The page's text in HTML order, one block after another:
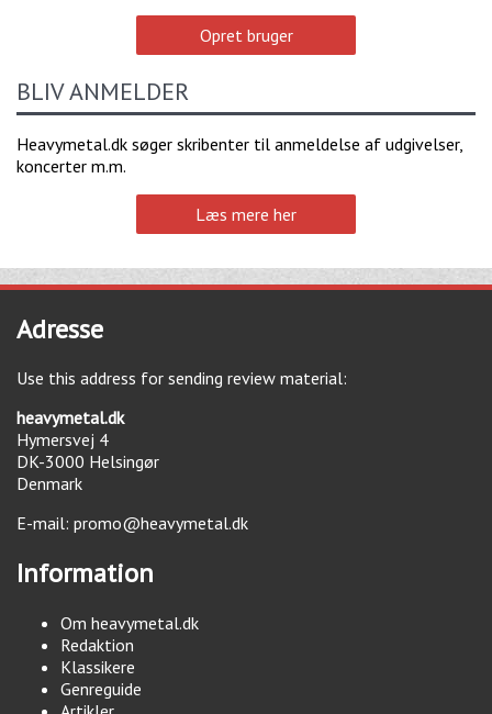
Opret bruger
BLIV ANMELDER
Heavymetal.dk søger skribenter til anmeldelse af udgivelser,
koncerter m.m.
Læs mere her
Adresse
Use this address for sending review material:
heavymetal.dk
Hymersvej 4
DK-3000 Helsingør
Denmark
E-mail: promo@heavymetal.dk
Information
Om heavymetal.dk
Redaktion
Klassikere
Genreguide